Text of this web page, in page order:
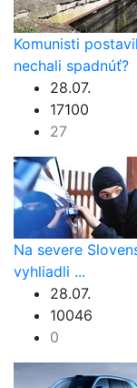
Komunisti
nechali spadnúť?
28.07.
17100
27
Na severe
vyhliadli ...
28.07.
10046
0